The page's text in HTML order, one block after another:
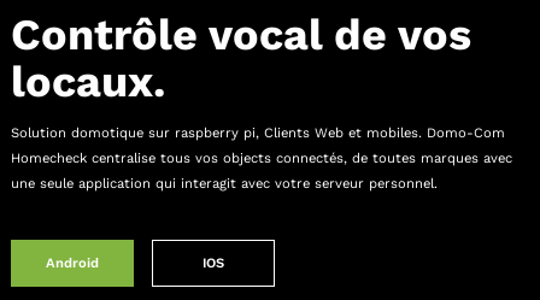
Contrôle vocal de vos
locaux.
Solution domotique sur raspberry pi, Clients Web et mobiles. Domo-Com
Homecheck centralise tous vos objects connectés, de toutes marques avec
une seule application qui interagit avec votre serveur personnel.
Android IOS